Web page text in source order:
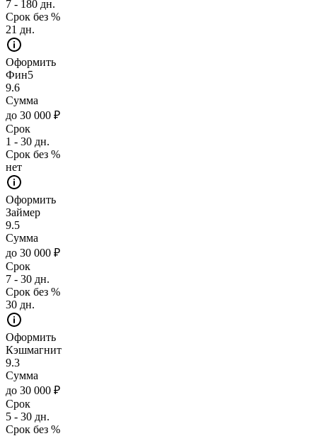
7 - 180 дн.
Срок без %
21 дн.
Оформить
Фин5
9.6
Сумма
до 30 000 ₽
Срок
1 - 30 дн.
Срок без %
нет
Оформить
Займер
9.5
Сумма
до 30 000 ₽
Срок
7 - 30 дн.
Срок без %
30 дн.
Оформить
Кэшмагнит
9.3
Сумма
до 30 000 ₽
Срок
5 - 30 дн.
Срок без %